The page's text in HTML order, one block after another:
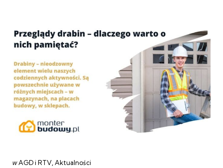
Categories
post
wAGD i RTV Aktualności